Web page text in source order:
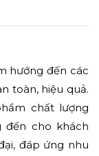
hướng đến các
toàn, hiệu quả.
chất lượng
đến cho khách
đáp ứng nhu